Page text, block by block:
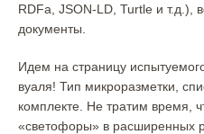
RDFa, JSON-LD, Turtle и т.д.),
документы.
Идем на страницу
вуаля! Тип микроразметки,
комплекте. Не тратим время,
«светофоры» в расширенных